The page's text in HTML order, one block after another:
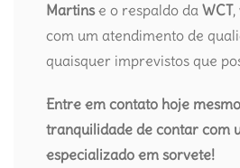
Martinse o respaldo da WCT,
com um atendimento de
quaisquer imprevistos que
Entre em contato hoje
tranquilidade de contar com
especializado em sorvete!